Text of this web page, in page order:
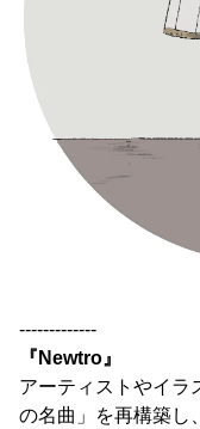
-------------
『Newtro』
アーティストやイラ
の名曲」を再構築し